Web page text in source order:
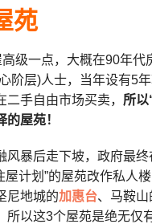
苑
高级一点，大概在90年代
阶层)人士，当年设有5
二手自由市场买卖， 所以
的屋苑！
风暴后走下坡，政府最
屋计划”的屋苑改作私人
尼地城的加惠台、马鞍山
所以这3个屋苑是绝无仅